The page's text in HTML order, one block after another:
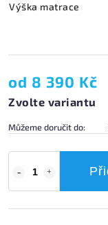
Výška matrace
od 8 390 Kč
Zvolte variantu
Můžeme doručit do: